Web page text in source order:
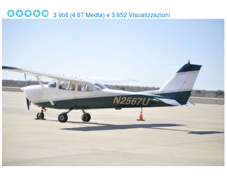
3 Voti (4.67Media) e3.652 Visualizzazioni